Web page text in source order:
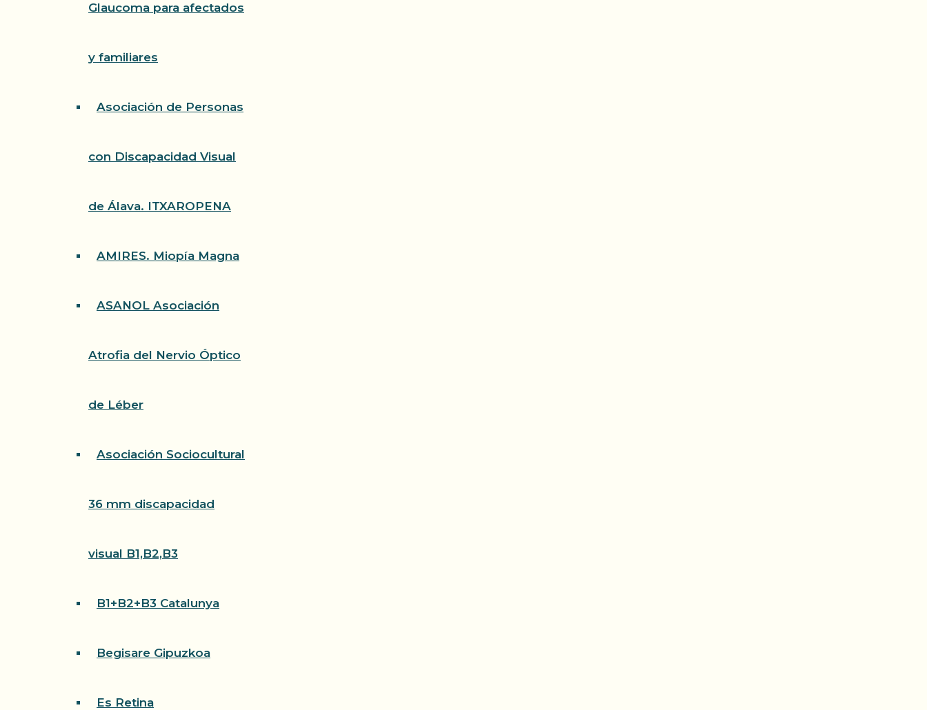
Glaucoma para afectados
y familiares
Asociación de Personas
con Discapacidad Visual
de Álava. ITXAROPENA
AMIRES. Miopía Magna
ASANOL Asociación
Atrofia del Nervio Óptico
de Léber
Asociación Sociocultural
36 mm discapacidad
visual B1,B2,B3
B1+B2+B3 Catalunya
Begisare Gipuzkoa
Es Retina